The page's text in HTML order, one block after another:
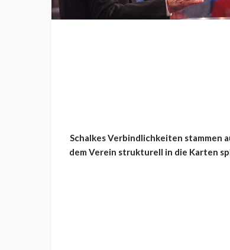
Schalkes Verbindlichkeiten stammen
dem Verein strukturell in die Karten